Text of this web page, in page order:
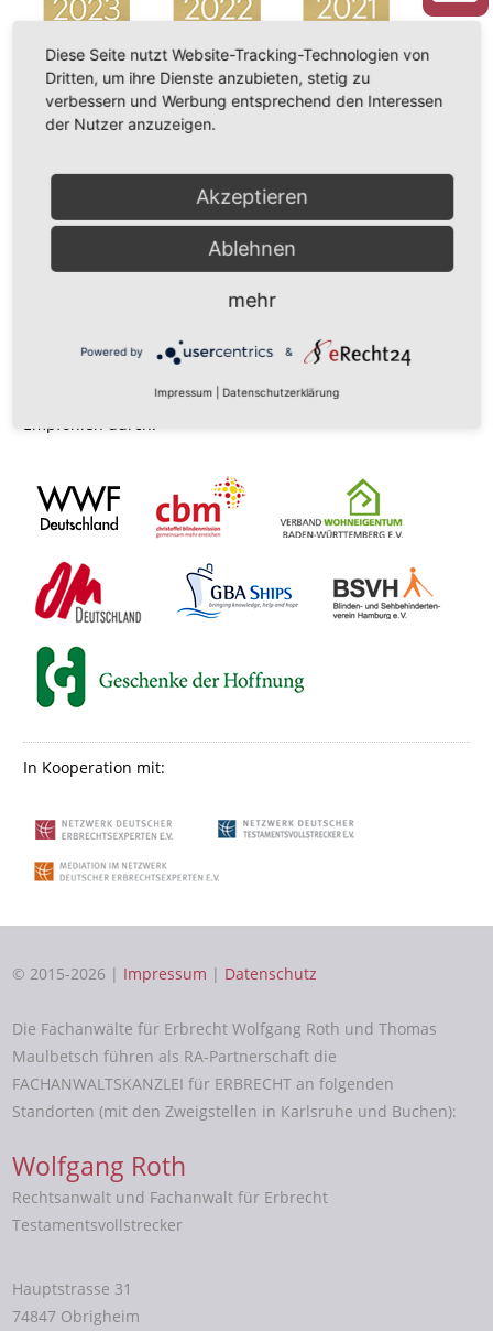
Empfohlen durch:
In Kooperation mit:
© 2015-2026 | Impressum | Datenschutz
Die Fachanwälte für Erbrecht Wolfgang Roth und Thomas
Maulbetsch führen als RA-Partnerschaft die
FACHANWALTSKANZLEI für ERBRECHT an folgenden
Standorten (mit den Zweigstellen in Karlsruhe und Buchen):
Wolfgang Roth
Rechtsanwalt und Fachanwalt für Erbrecht
Testamentsvollstrecker
Hauptstrasse 31
74847 Obrigheim
Diese Seite nutzt Website-Tracking-Technologien von
Dritten, um ihre Dienste anzubieten, stetig zu
verbessern und Werbung entsprechend den Interessen
der Nutzer anzuzeigen.
Akzeptieren
Ablehnen
mehr
Powered by &
Impressum Datenschutzerklärung